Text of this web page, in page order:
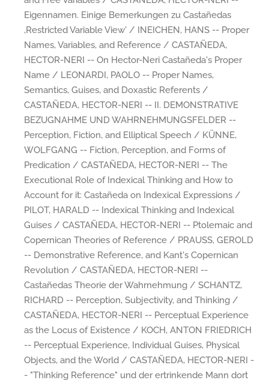
Eigennamen. Einige Bemerkungen zu Castañedas
,Restricted Variable View' / INEICHEN, HANS -- Proper
Names, Variables, and Reference / CASTAÑEDA,
HECTOR-NERI -- On Hector-Neri Castañeda's Proper
Name / LEONARDI, PAOLO -- Proper Names,
Semantics, Guises, and Doxastic Referents /
CASTAÑEDA, HECTOR-NERI -- II. DEMONSTRATIVE
BEZUGNAHME UND WAHRNEHMUNGSFELDER --
Perception, Fiction, and Elliptical Speech / KÜNNE,
WOLFGANG -- Fiction, Perception, and Forms of
Predication / CASTAÑEDA, HECTOR-NERI -- The
Executional Role of Indexical Thinking and How to
Account for it: Castañeda on Indexical Expressions /
PILOT, HARALD -- Indexical Thinking and Indexical
Guises / CASTAÑEDA, HECTOR-NERI -- Ptolemaic and
Copernican Theories of Reference / PRAUSS, GEROLD
-- Demonstrative Reference, and Kant's Copernican
Revolution / CASTAÑEDA, HECTOR-NERI --
Castañedas Theorie der Wahrnehmung / SCHANTZ,
RICHARD -- Perception, Subjectivity, and Thinking /
CASTAÑEDA, HECTOR-NERI -- Perceptual Experience
as the Locus of Existence / KOCH, ANTON FRIEDRICH
-- Perceptual Experience, Individual Guises, Physical
Objects, and the World / CASTAÑEDA, HECTOR-NERI -
- "Thinking Reference" und der ertrinkende Mann dort